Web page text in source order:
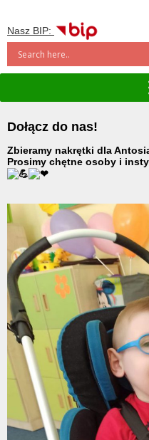
Nasz BIP:
Dołącz do nas!
Zbieramy nakrętki dla
Prosimy chętne osoby i